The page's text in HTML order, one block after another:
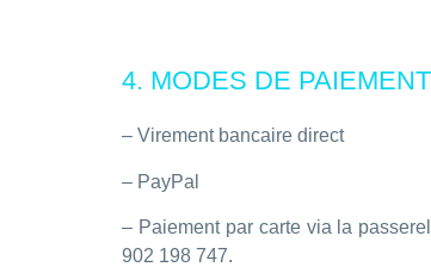
4. MODES DE
– Virement bancaire direct
– PayPal
– Paiement par carte via la
902 198 747.